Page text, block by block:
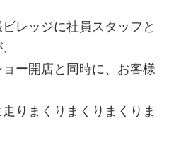
レッジに社員スタッフと
ー開店と同時に、お客様
りまくりまくりまくりま